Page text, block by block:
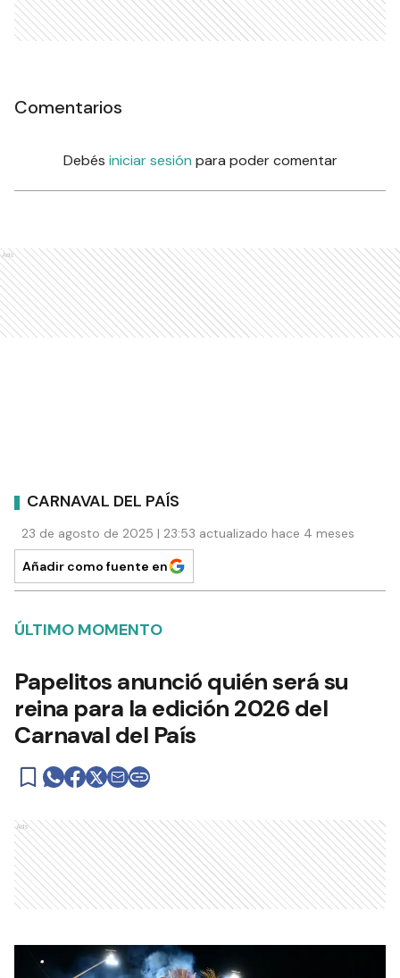
Comentarios
Debés iniciar sesión para poder comentar
Ads
CARNAVAL DEL PAÍS
23 de agosto de 2025 | 23:53 actualizado hace 4 meses
Añadir como fuente en
ÚLTIMO MOMENTO
Papelitos anunció quién será su
reina para la edición 2026 del
Carnaval del País
Ads